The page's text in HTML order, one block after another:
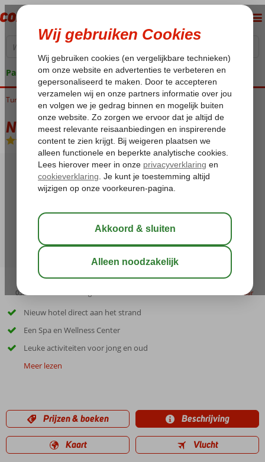
Pakketgarantie
Home
Turkije Egeische kust Ozdere Notion Kesre Beach Hotel
Notion Kesre Beach Hotel
All Inclusive-Hotel
03:10 bewaar
Nieuw hotel direct aan het strand
Een Spa en Wellness Center
Leuke activiteiten voor jong en oud
Meer lezen
Prijzen & boeken Beschrijving
Kaart Vlucht